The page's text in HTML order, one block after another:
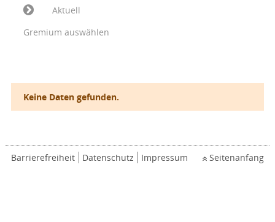
Aktuell
Gremium auswählen
Keine Daten gefunden.
Barrierefreiheit Datenschutz Impressum Seitenanfang